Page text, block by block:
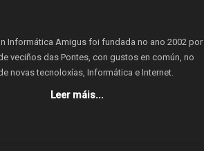
Informática Amigus foi fundada no ano 2002 por
veciños das Pontes, con gustos en común, no
novas tecnoloxías, Informática e Internet.
Leer máis...